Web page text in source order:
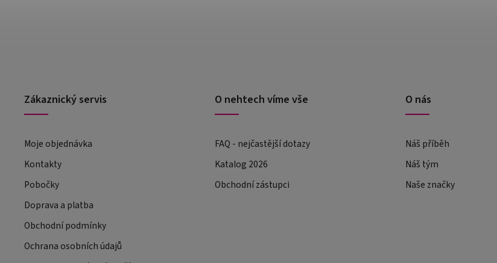
Zákaznický servis
Moje objednávka
Kontakty
Pobočky
Doprava a platba
Obchodní podmínky
Ochrana osobních údajů
O nehtech víme vše
FAQ - nejčastější dotazy
Katalog 2026
Obchodní zástupci
O nás
Náš příběh
Náš tým
Naše značky